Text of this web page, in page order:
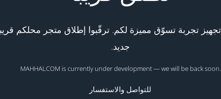
تجربة تسوّق مميزة لكم. ترقّبوا إطلاق متجر محلكم
جديد.
MAHHALCOM is currently under development — we will be back soon.
للتواصل والاستفسار